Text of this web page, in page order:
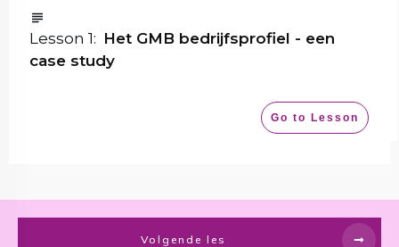
Lesson 1: Het GMB bedrijfsprofiel - een
case study
Go to Lesson
Volgende les